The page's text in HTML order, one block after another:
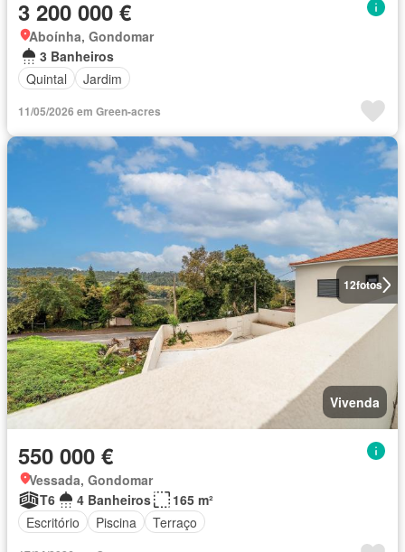
3 200 000 €
Aboínha, Gondomar
3 Banheiros
Quintal
Jardim
11/05/2026 em Green-acres
12fotos
Vivenda
550 000 €
Vessada, Gondomar
T6
4 Banheiros
165 m²
Escritório
Piscina Terraço